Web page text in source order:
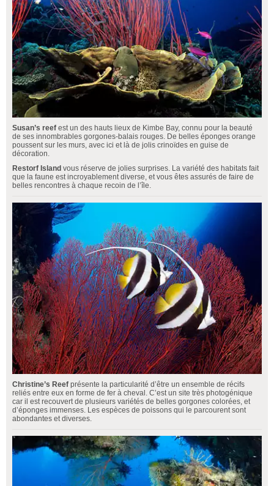
Susan’s reef est un des hauts lieux de Kimbe Bay, connu pour la beauté
de ses innombrables gorgones-balais rouges. De belles éponges orange
poussent sur les murs, avec ici et là de jolis crinoïdes en guise de
décoration.
Restorf Island vous réserve de jolies surprises. La variété des habitats fait
que la faune est incroyablement diverse, et vous êtes assurés de faire de
belles rencontres à chaque recoin de l’île.
Christine’s Reef présente la particularité d’être un ensemble de récifs
reliés entre eux en forme de fer à cheval. C’est un site très photogénique
car il est recouvert de plusieurs variétés de belles gorgones colorées, et
d’éponges immenses. Les espèces de poissons qui le parcourent sont
abondantes et diverses.